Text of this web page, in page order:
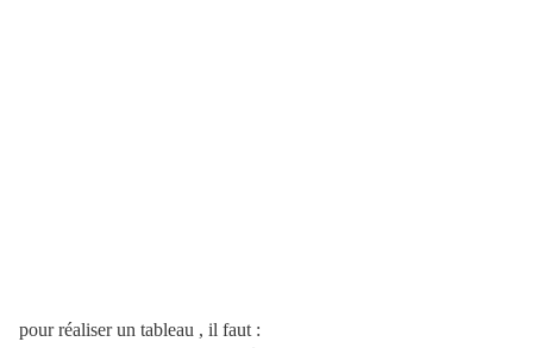
pour réaliser un tableau , il faut :